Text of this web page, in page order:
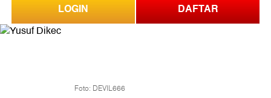
LOGIN DAFTAR
Foto: DEVIL666